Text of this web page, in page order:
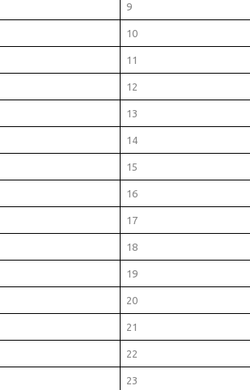
9
10
11
12
13
14
15
16
17
18
19
20
21
22
23